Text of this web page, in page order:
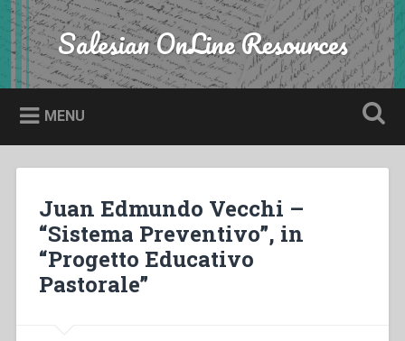
Skip
to
content
Search Salesian OnLine Resources
MENU
Juan Edmundo Vecchi –
“Sistema Preventivo”, in
“Progetto Educativo
Pastorale”